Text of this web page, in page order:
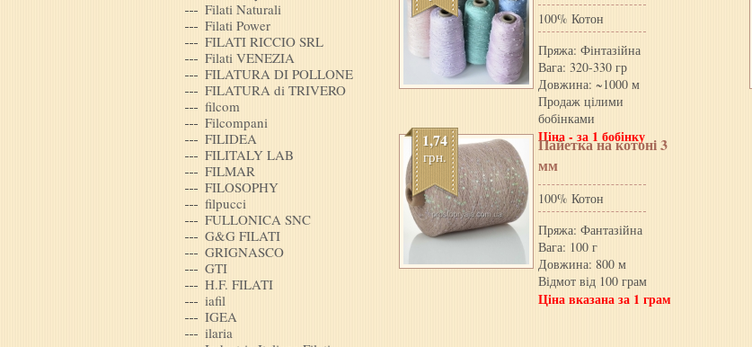
Filati Naturali
Filati Power
FILATI RICCIO SRL
Filati VENEZIA
FILATURA DI POLLONE
FILATURA di TRIVERO
filcom
Filcompani
FILIDEA
FILITALY LAB
FILMAR
FILOSOPHY
filpucci
FULLONICA SNC
G&G FILATI
GRIGNASCO
GTI
H.F. FILATI
iafil
IGEA
ilaria
100% Котон
Пряжа: Фінтазійна
Вага: 320-330 гр
Довжина: ~1000 м
Продаж цілими
бобінками
Ціна - за 1 бобінку
1,74
грн.
Пайетка на котонi 3
мм
100% Котон
Пряжа: Фантазійна
Вага: 100 г
Довжина: 800 м
Відмот від 100 грам
Ціна вказана за 1 грам